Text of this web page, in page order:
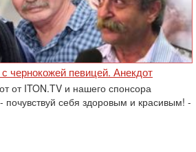
чернокожей певицей. Анекдот
от ITON.TV и нашего спонсора
почувствуй себя здоровым и красивым! -